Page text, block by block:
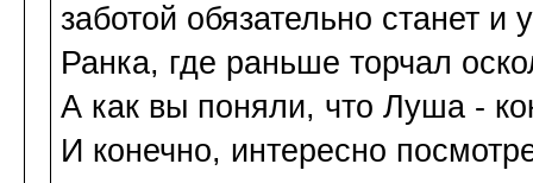
заботой обязательно станет и
Ранка, где раньше торчал
А как вы поняли, что Луша -
И конечно, интересно